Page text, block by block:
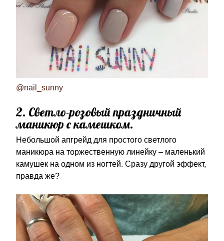
@nail_sunny
2. Светло-розовый праздничный
маникюр с камешком.
Небольшой апгрейд для простого светлого
маникюра на торжественную линейку – маленький
камушек на одном из ногтей. Сразу другой эффект,
правда же?